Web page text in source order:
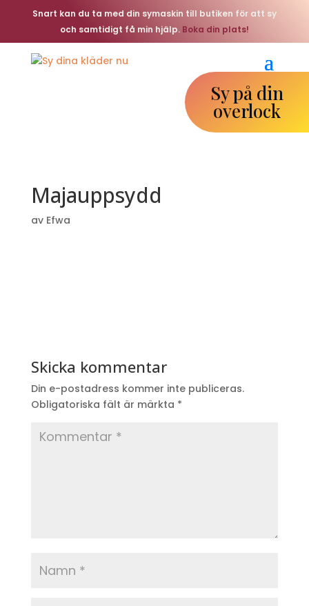
Snart kan du ta med din symaskin till butiken för att sy
och samtidigt få min hjälp. Boka din plats!
Sy på din
overlock
Majauppsydd
av Efwa
Skicka kommentar
Din e-postadress kommer inte publiceras.
Obligatoriska fält är märkta *